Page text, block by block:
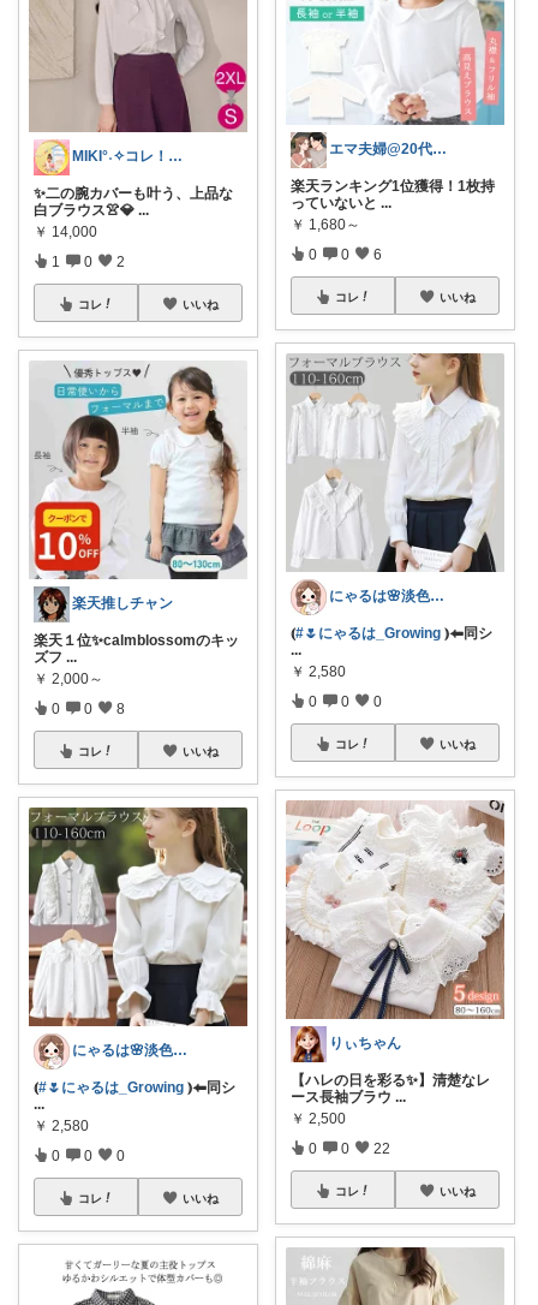
MIKI°˖✧コレ！歓迎✧˖°
✨二の腕カバーも叶う、上品な
白ブラウス👚💎 ...
￥ 14,000
1 0 2
コレ いいね
楽天推しチャン
楽天１位✨calmblossomのキッ
ズフ ...
￥ 2,000～
0 0 8
コレ いいね
にゃるは🌸淡色ベビーキッズマタニティ
⦅#🌷にゃるは_Growing ⦆⬅︎同シ
...
￥ 2,580
0 0 0
コレ いいね
エマ夫婦@20代共働き
楽天ランキング1位獲得！1枚持
っていないと ...
￥ 1,680～
0 0 6
コレ いいね
にゃるは🌸淡色ベビーキッズマタニティ
⦅#🌷にゃるは_Growing ⦆⬅︎同シ
...
￥ 2,580
0 0 0
コレ いいね
りぃちゃん
【ハレの日を彩る✨】清楚なレ
ース長袖ブラウ ...
￥ 2,500
0 0 22
コレ いいね